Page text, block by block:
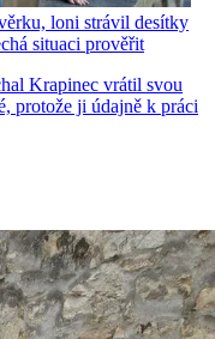
loni strávil desítky
situaci prověřit
Krapinec vrátil svou
protože ji údajně k práci